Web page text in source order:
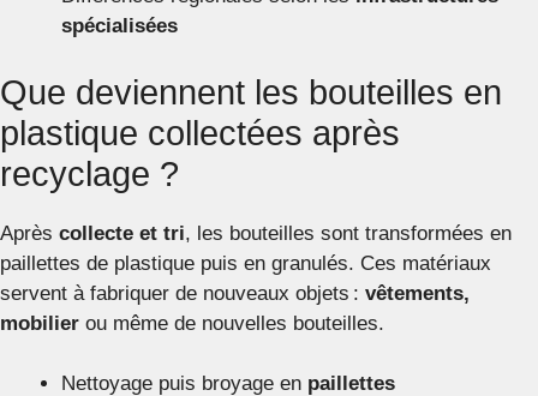
spécialisées
Que deviennent les bouteilles en
plastique collectées après
recyclage ?
Après collecte et tri, les bouteilles sont transformées en
paillettes de plastique puis en granulés. Ces matériaux
servent à fabriquer de nouveaux objets : vêtements,
mobilier ou même de nouvelles bouteilles.
Nettoyage puis broyage en paillettes